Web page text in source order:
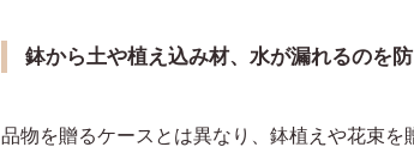
鉢から土や植え込み材、水が漏れるのを
品物を贈るケースとは異なり、鉢植えや花束を